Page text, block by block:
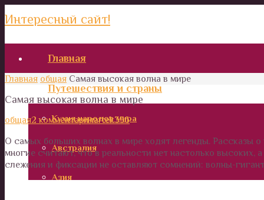
Интересный сайт!
Главная
Путешествия и страны
Кухня народов мира
Австралия
Азия
Главная общая Самая высокая волна в мире
Самая высокая волна в мире
общая2 комментарияartek356
О самых больших волнах в мире ходят легенды. Рассказы
многие считают, что в реальности нет настолько
слежения и фиксации не оставляют сомнений: волны-